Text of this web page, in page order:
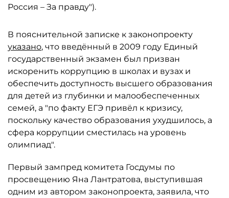
Россия – За правду").
В пояснительной записке к законопроекту
указано, что введённый в 2009 году Единый
государственный экзамен был призван
искоренить коррупцию в школах и вузах и
обеспечить доступность высшего образования
для детей из глубинки и малообеспеченных
семей, а "по факту ЕГЭ привёл к кризису,
поскольку качество образования ухудшилось, а
сфера коррупции сместилась на уровень
олимпиад".
Первый зампред комитета Госдумы по
просвещению Яна Лантратова, выступившая
одним из автором законопроекта, заявила, что